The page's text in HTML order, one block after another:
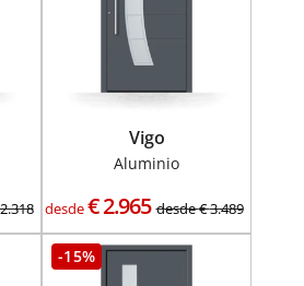
2.318
Vigo
Aluminio
desde€2.965 desde€3.489
-15%